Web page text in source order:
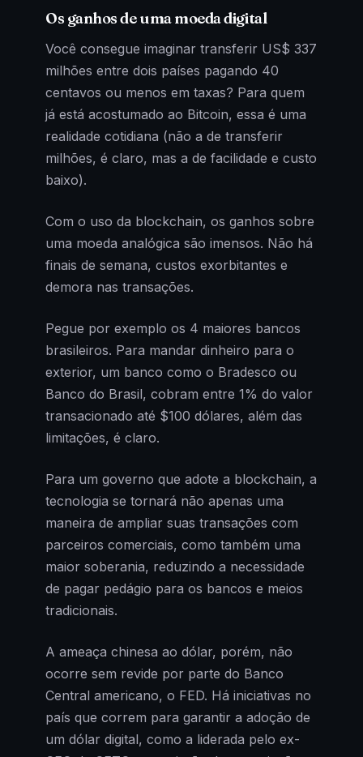
Os ganhos de uma moeda digital
Você consegue imaginar transferir US$ 337
milhões entre dois países pagando 40
centavos ou menos em taxas? Para quem
já está acostumado ao Bitcoin, essa é uma
realidade cotidiana (não a de transferir
milhões, é claro, mas a de facilidade e custo
baixo).
Com o uso da blockchain, os ganhos sobre
uma moeda analógica são imensos. Não há
finais de semana, custos exorbitantes e
demora nas transações.
Pegue por exemplo os 4 maiores bancos
brasileiros. Para mandar dinheiro para o
exterior, um banco como o Bradesco ou
Banco do Brasil, cobram entre 1% do valor
transacionado até $100 dólares, além das
limitações, é claro.
Para um governo que adote a blockchain, a
tecnologia se tornará não apenas uma
maneira de ampliar suas transações com
parceiros comerciais, como também uma
maior soberania, reduzindo a necessidade
de pagar pedágio para os bancos e meios
tradicionais.
A ameaça chinesa ao dólar, porém, não
ocorre sem revide por parte do Banco
Central americano, o FED. Há iniciativas no
país que correm para garantir a adoção de
um dólar digital, como a liderada pelo ex-